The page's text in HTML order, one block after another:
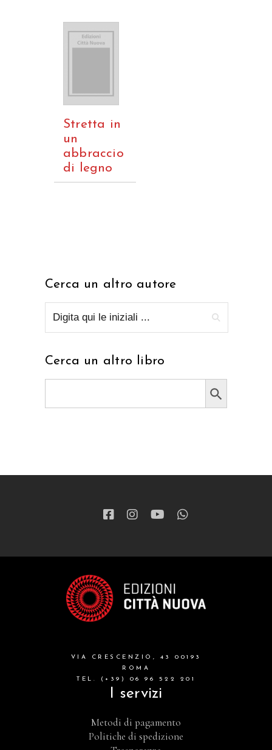
Stretta in
un
abbraccio
di legno
Cerca un altro autore
Cerca un altro libro
Search Button
VIA CRESCENZIO, 43 00193
ROMA
TEL. (+39) 06 96 522 201
I servizi
Metodi di pagamento
Politiche di spedizione